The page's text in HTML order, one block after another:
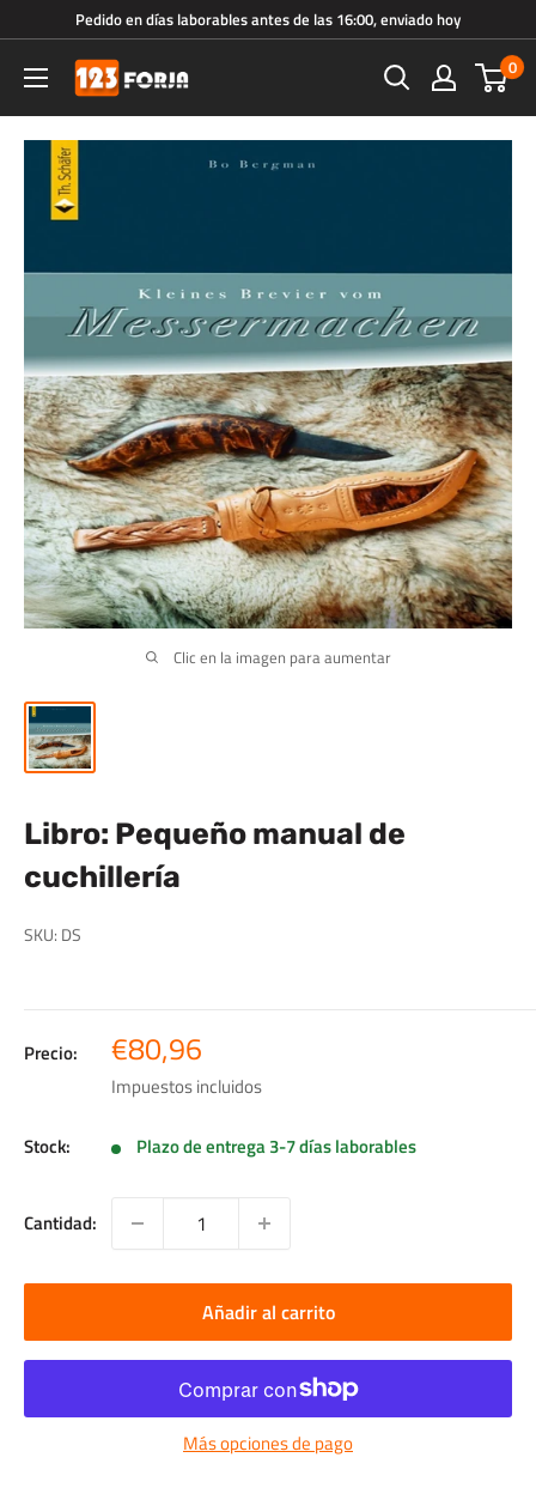
directamente
contenido
Pedido en días laborables antes de las 16:00, enviado hoy
123forja.es 0
Clic en la imagen para aumentar
Libro: Pequeño manual de
cuchillería
SKU: DS
Precio: Precio
de
venta
€80,96
Impuestos incluidos
Stock: Plazo de entrega 3-7 días laborables
Cantidad:
Añadir al carrito
Más opciones de pago